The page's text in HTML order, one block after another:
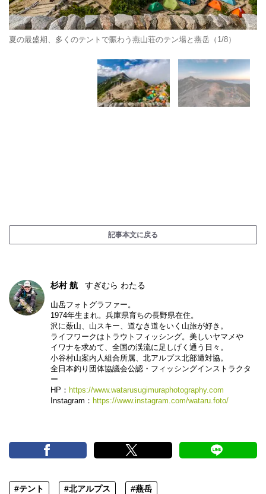
夏の最盛期、多くのテントで賑わう燕山荘のテン場と燕岳（1/8）
記事本文に戻る
杉村 航 すぎむら わたる
山岳フォトグラファー。
1974年生まれ。兵庫県育ちの長野県在住。
沢に薮山、山スキー、道なき道をいく山旅が好き。
ライフワークはトラウトフィッシング。美しいヤマメや
イワナを求めて、全国の渓流に足しげく通う日々。
小谷村山案内人組合所属、北アルプス北部遭対協。
全日本釣り団体協議会公認・フィッシングインストラクタ
ー
HP： https://www.watarusugimuraphotography.com
Instagram： https://www.instagram.com/wataru.foto/
#テント #北アルプス #燕岳